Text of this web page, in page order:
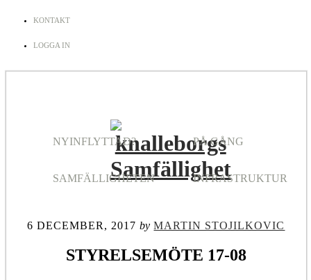
KONTAKT
LOGGA IN
NYINFLYTTAD?
SAMFÄLLIGHETEN
PÅ GÅNG
INFRASTRUKTUR
6 DECEMBER, 2017 by MARTIN STOJILKOVIC
STYRELSEMÖTE 17-08